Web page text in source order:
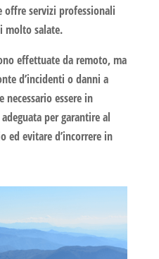
servizi professionali
molto salate.
effettuate da remoto, ma
d’incidenti o danni a
necessario essere in
per garantire al
ed evitare d’incorrere in